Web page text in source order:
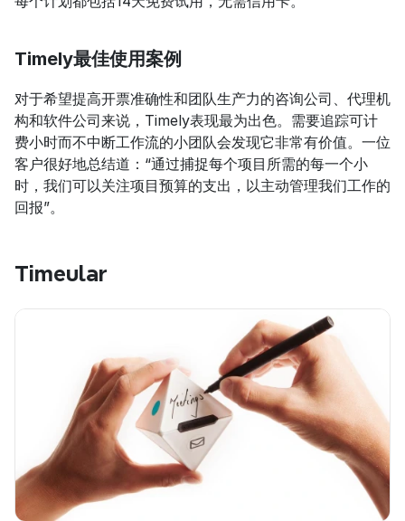
Timely最佳使用案例
对于希望提高开票准确性和团队生产力的咨询公司、代理机
构和软件公司来说，Timely表现最为出色。需要追踪可计
费小时而不中断工作流的小团队会发现它非常有价值。一位
客户很好地总结道：“通过捕捉每个项目所需的每一个小
时，我们可以关注项目预算的支出，以主动管理我们工作的
回报”。
Timeular